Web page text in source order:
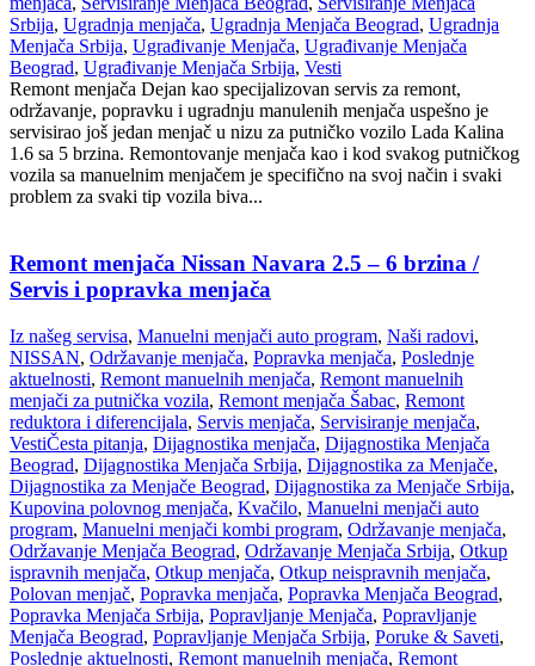
Srbija, Ugradnja menjača, Ugradnja Menjača Beograd, Ugradnja
Menjača Srbija, Ugrađivanje Menjača, Ugrađivanje Menjača
Beograd, Ugrađivanje Menjača Srbija, Vesti
Remont menjača Dejan kao specijalizovan servis za remont,
održavanje, popravku i ugradnju manulenih menjača uspešno je
servisirao još jedan menjač u nizu za putničko vozilo Lada Kalina
1.6 sa 5 brzina. Remontovanje menjača kao i kod svakog putničkog
vozila sa manuelnim menjačem je specifično na svoj način i svaki
problem za svaki tip vozila biva...
Remont menjača Nissan Navara 2.5 – 6 brzina /
Servis i popravka menjača
Iz našeg servisa, Manuelni menjači auto program, Naši radovi,
NISSAN, Održavanje menjača, Popravka menjača, Poslednje
aktuelnosti, Remont manuelnih menjača, Remont manuelnih
menjači za putnička vozila, Remont menjača Šabac, Remont
reduktora i diferencijala, Servis menjača, Servisiranje menjača,
VestiČesta pitanja, Dijagnostika menjača, Dijagnostika Menjača
Beograd, Dijagnostika Menjača Srbija, Dijagnostika za Menjače,
Dijagnostika za Menjače Beograd, Dijagnostika za Menjače Srbija,
Kupovina polovnog menjača, Kvačilo, Manuelni menjači auto
program, Manuelni menjači kombi program, Održavanje menjača,
Održavanje Menjača Beograd, Održavanje Menjača Srbija, Otkup
ispravnih menjača, Otkup menjača, Otkup neispravnih menjača,
Polovan menjač, Popravka menjača, Popravka Menjača Beograd,
Popravka Menjača Srbija, Popravljanje Menjača, Popravljanje
Menjača Beograd, Popravljanje Menjača Srbija, Poruke & Saveti,
Poslednje aktuelnosti, Remont manuelnih menjača, Remont